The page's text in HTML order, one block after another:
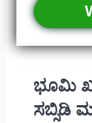
ಭೂಮಿ
ಸಬ್ಸಿಡಿ